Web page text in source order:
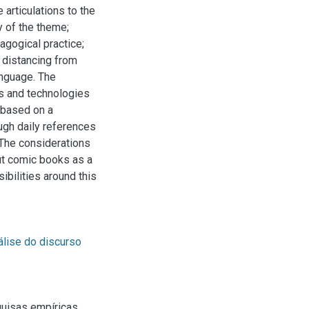
articulations to the
of the theme;
practice;
from
The
and technologies
on a
daily references
considerations
comic books as a
around this
do discurso